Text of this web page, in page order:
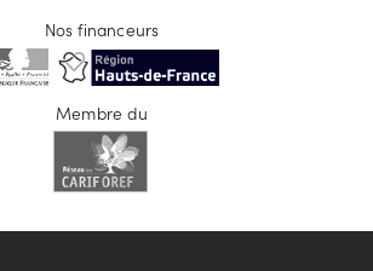
Nos financeurs
Membre du